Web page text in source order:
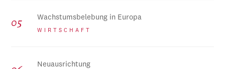
Wachstumsbelebung in Europa
WIRTSCHAFT
Neuausrichtung